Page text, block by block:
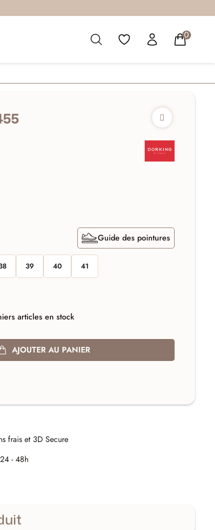
0
Guide des pointures
39 40 41
articles en stock
AJOUTER AU PANIER
frais et 3D Secure
- 48h